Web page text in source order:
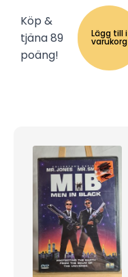
Köp &
tjäna 89
poäng!
Lägg till i
varukorg